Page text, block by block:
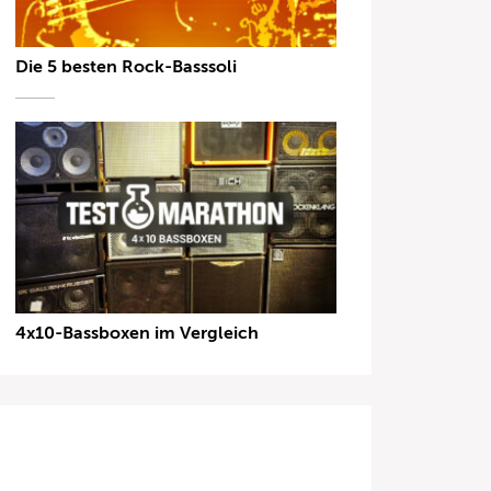
Die 5 besten Rock-Basssoli
4x10-Bassboxen im Vergleich